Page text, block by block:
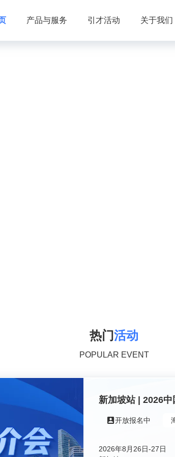
产品与服务 引才活动 关于我们
热门活动
POPULAR EVENT
新加坡站 | 2026
开放报名中
2026年8月26日-27日